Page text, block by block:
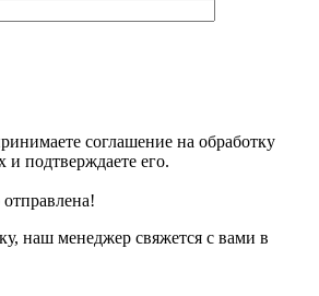
соглашение на обработку
подтверждаете его.
наш менеджер свяжется с вами в